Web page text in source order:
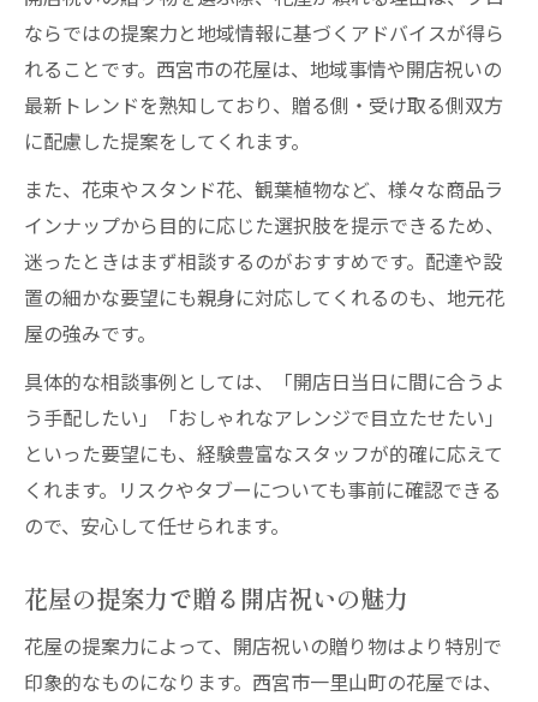
ならではの提案力と地域情報に基づくアドバイスが得ら
れることです。西宮市の花屋は、地域事情や開店祝いの
最新トレンドを熟知しており、贈る側・受け取る側双方
に配慮した提案をしてくれます。
また、花束やスタンド花、観葉植物など、様々な商品ラ
インナップから目的に応じた選択肢を提示できるため、
迷ったときはまず相談するのがおすすめです。配達や設
置の細かな要望にも親身に対応してくれるのも、地元花
屋の強みです。
具体的な相談事例としては、「開店日当日に間に合うよ
う手配したい」「おしゃれなアレンジで目立たせたい」
といった要望にも、経験豊富なスタッフが的確に応えて
くれます。リスクやタブーについても事前に確認できる
ので、安心して任せられます。
花屋の提案力で贈る開店祝いの魅力
花屋の提案力によって、開店祝いの贈り物はより特別で
印象的なものになります。西宮市一里山町の花屋では、